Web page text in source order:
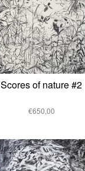
Scores of nature #2
€650,00